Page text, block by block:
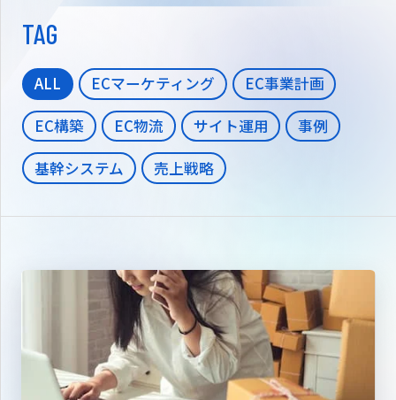
TAG
ALL ECマーケティング
EC事業計画
EC構築
EC物流 サイト運用
事例
基幹システム
売上戦略